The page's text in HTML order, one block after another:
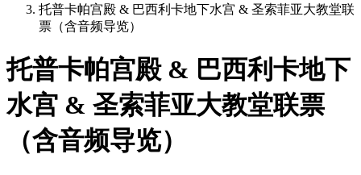
托普卡帕宫殿 & 巴西利卡地下水宫 & 圣索菲亚大教堂联
票（含音频导览）
托普卡帕宫殿 & 巴西利卡地下
水宫 & 圣索菲亚大教堂联票
（含音频导览）